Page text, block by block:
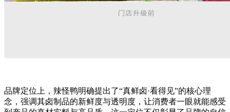
品牌定位上，辣怪鸭明确提出了“真鲜卤·看得见”的核心理
念，强调其卤制品的新鲜度与透明度，让消费者一眼就能感受